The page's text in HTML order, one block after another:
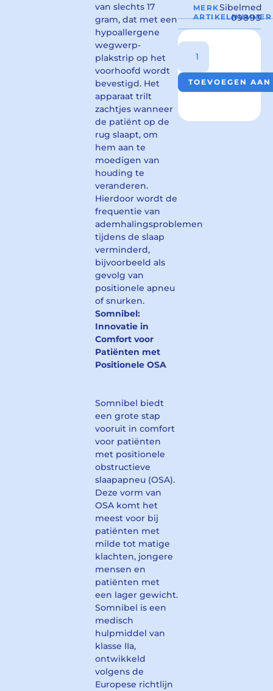
van slechts 17
gram, dat met een
hypoallergene
wegwerp-
plakstrip op het
voorhoofd wordt
bevestigd. Het
apparaat trilt
zachtjes wanneer
de patiënt op de
rug slaapt, om
hem aan te
moedigen van
houding te
veranderen.
Hierdoor wordt de
frequentie van
ademhalingsproblemen
tijdens de slaap
verminderd,
bijvoorbeeld als
gevolg van
positionele apneu
of snurken.
Somnibel:
Innovatie in
Comfort voor
Patiënten met
Positionele OSA
Somnibel biedt
een grote stap
vooruit in comfort
voor patiënten
met positionele
obstructieve
slaapapneu (OSA).
Deze vorm van
OSA komt het
meest voor bij
patiënten met
milde tot matige
klachten, jongere
mensen en
patiënten met
een lager gewicht.
Somnibel is een
medisch
hulpmiddel van
klasse IIa,
ontwikkeld
volgens de
Europese richtlijn
MERKSibelmed
ARTIKELNUMMER
09893
TOEVOEGEN